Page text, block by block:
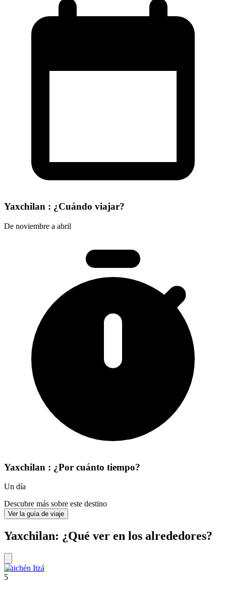
Yaxchilan : ¿Cuándo viajar?
De noviembre a abril
Yaxchilan : ¿Por cuánto tiempo?
Un día
Descubre más sobre este destino
Ver la guía de viaje
Yaxchilan: ¿Qué ver en los alrededores?
Chichén Itzá
5